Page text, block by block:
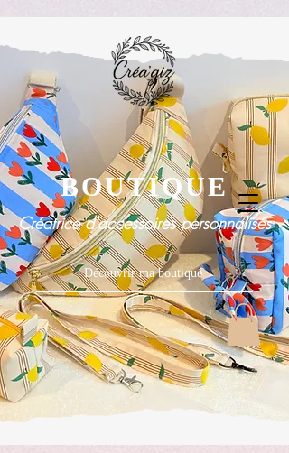
BOUTIQUE
Créatrice d'accessoires personnalisés
Découvrir ma boutique